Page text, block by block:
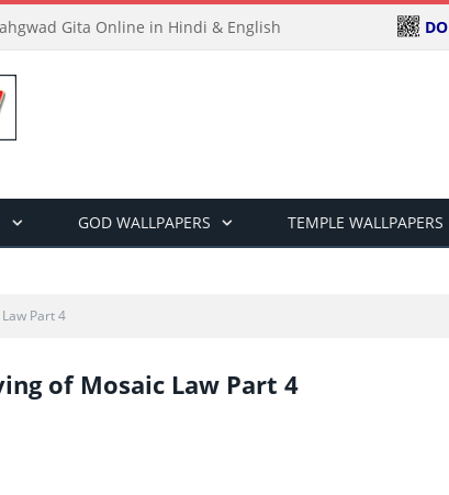
Gita Online in Hindi & English
GOD WALLPAPERS TEMPLE WALLPAPERS
Part 4
of Mosaic Law Part 4